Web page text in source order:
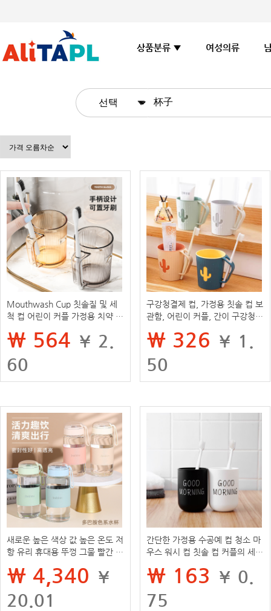
상품분류 ▼ 여성의류
Mouthwash Cup 칫솔질 및 세
척 컵 어린이 커플 가정용 치약 칫
치아 컵 긴 손잡이
₩ 564 ¥ 2.
60
구강청결제 컵, 가정용 칫솔 컵 보
관함, 어린이 커플, 간이 구강청결
용기
₩ 326 ¥ 1.
50
새로운 높은 색상 값 높은 온도 저
항 유리 휴대용 뚜껑 그물 빨간 차
₩ 4,340 ¥
20.01
간단한 가정용 수공예 컵 청소 마
우스 워시 컵 칫솔 컵 커플의 세트
₩ 163 ¥ 0.
75